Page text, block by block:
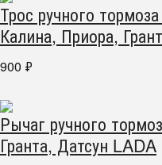
Трос ручного
Калина, Приора,
900 ₽
Рычаг ручного
Гранта, Датсун LADA